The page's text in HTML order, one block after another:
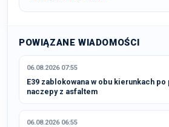
POWIĄZANE WIADOMOŚCI
06.08.2026 07:55
E39 zablokowana w obu kierunkach
naczepy z asfaltem
06.08.2026 06:55